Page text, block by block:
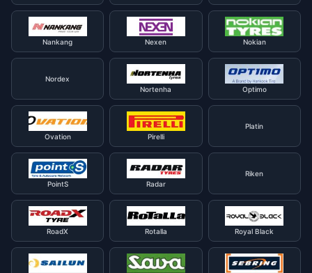
Nankang Nexen Nokian
Nordex
Nortenha
Optimo
Ovation Pirelli
Platin
PointS Radar
Riken
RoadX Rotalla Royal Black